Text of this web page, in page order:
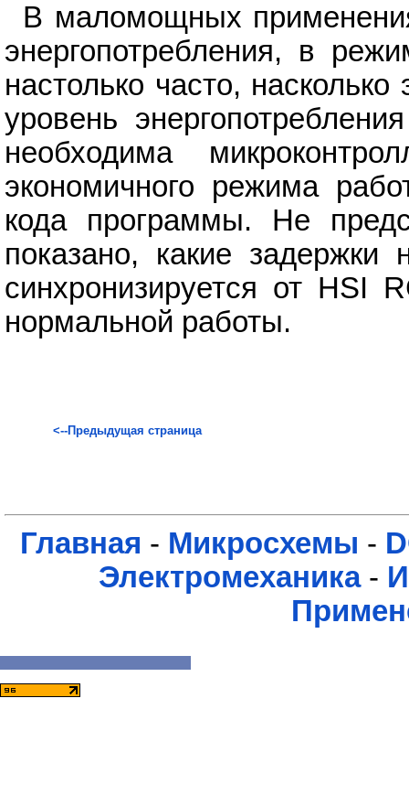
В маломощных
энергопотребления, в
настолько часто,
уровень
необходима
экономичного режима
кода программы. Не
показано, какие
синхронизируется от HSI
нормальной работы.
<--Предыдущая страница
Главная - Микросхемы -
Электромеханика-